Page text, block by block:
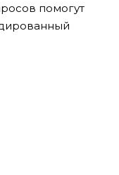
помогут